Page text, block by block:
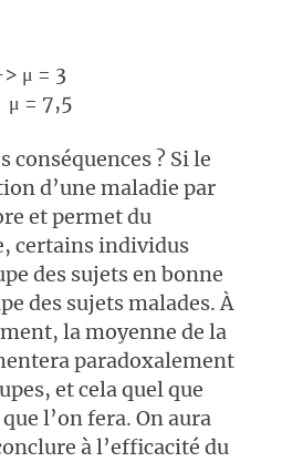
μ = 3
= 7,5
conséquences ? Si le
d’une maladie par
et permet du
certains individus
des sujets en bonne
des sujets malades. À
la moyenne de la
paradoxalement
et cela quel que
l’on fera. On aura
à l’efficacité du